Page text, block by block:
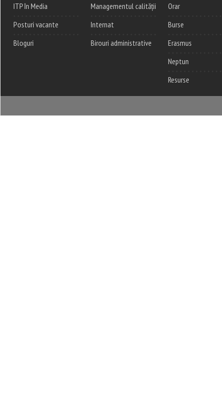
ITP în Media
Posturi vacante
Bloguri
Managementul calității
Internat
Birouri administrative
Orar
Burse
Erasmus
Neptun
Resurse